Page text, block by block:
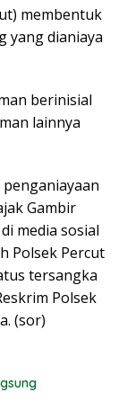
membentuk
yang dianiaya
berinisial
lainnya
Gambir
media sosial
Polsek Percut
tersangka
Polsek
(sor)